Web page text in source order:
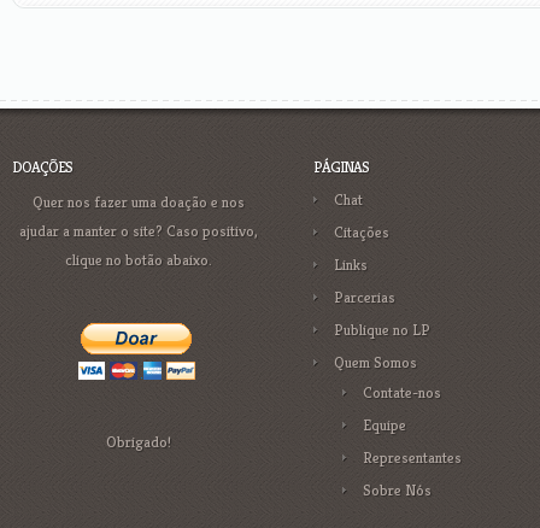
DOAÇÕES
Quer nos fazer uma doação e nos
ajudar a manter o site? Caso positivo,
clique no botão abaixo.
Obrigado!
PÁGINAS
Chat
Citações
Links
Parcerias
Publique no LP
Quem Somos
Contate-nos
Equipe
Representantes
Sobre Nós